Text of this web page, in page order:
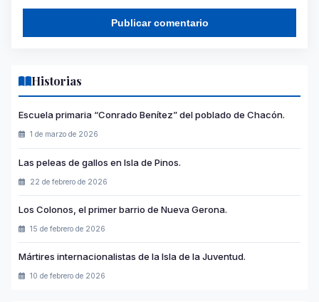
Historias
Escuela primaria “Conrado Benítez” del poblado de Chacón.
1 de marzo de 2026
Las peleas de gallos en Isla de Pinos.
22 de febrero de 2026
Los Colonos, el primer barrio de Nueva Gerona.
15 de febrero de 2026
Mártires internacionalistas de la Isla de la Juventud.
10 de febrero de 2026